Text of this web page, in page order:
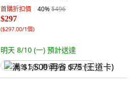
首購折扣價 40%$496
$297
($297.00/1個)
明天 8/10 (一) 預計送達
满 $1,500 再省 $75 (王道卡)